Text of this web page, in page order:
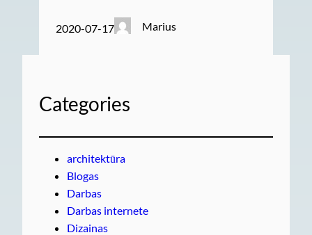
2020-07-17 Marius
Categories
architektūra
Blogas
Darbas
Darbas internete
Dizainas